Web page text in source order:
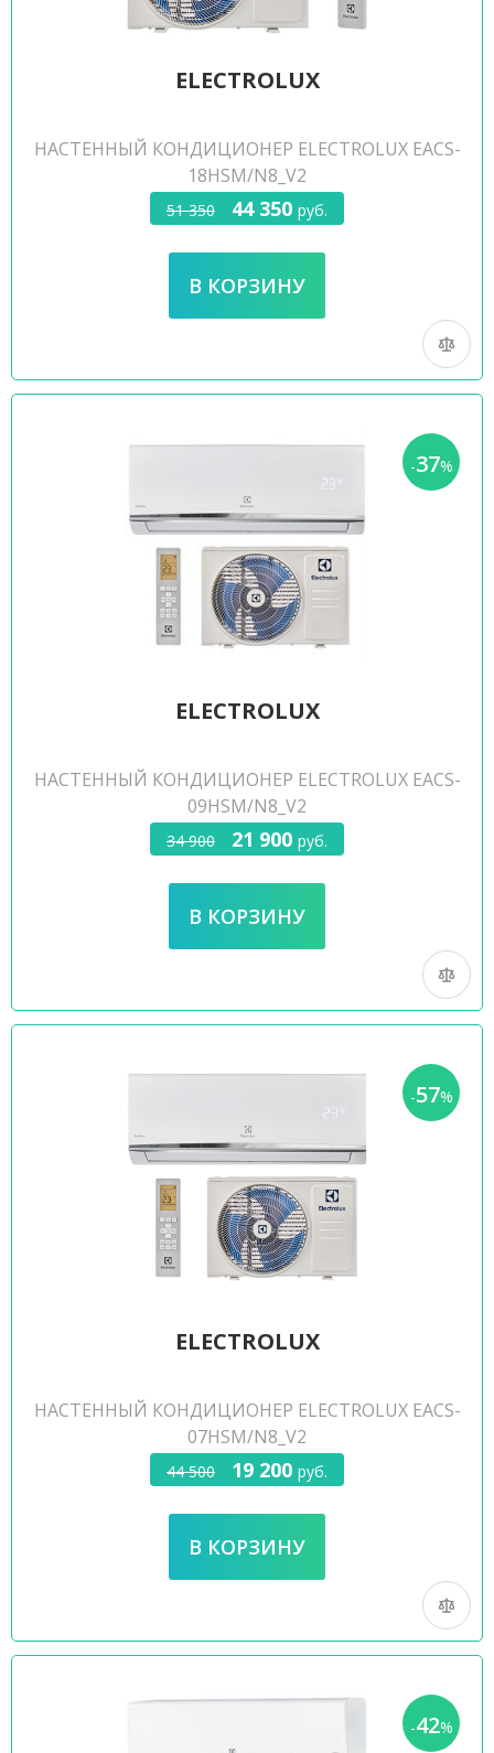
ELECTROLUX
НАСТЕННЫЙ КОНДИЦИОНЕР ELECTROLUX EACS-
18HSM/N8_V2
51 350 44 350 руб.
-37%
ELECTROLUX
НАСТЕННЫЙ КОНДИЦИОНЕР ELECTROLUX EACS-
09HSM/N8_V2
34 900 21 900 руб.
-57%
ELECTROLUX
НАСТЕННЫЙ КОНДИЦИОНЕР ELECTROLUX EACS-
07HSM/N8_V2
44 500 19 200 руб.
-42%